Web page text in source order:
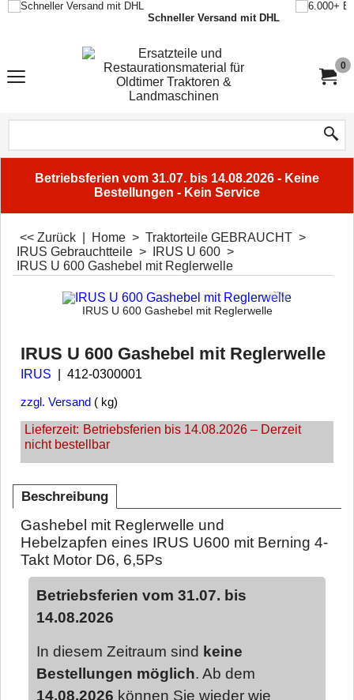
Schneller Versand mit DHL
0
Betriebsferien vom 31.07. bis 14.08.2026 - Keine
Bestellungen - Kein Service
<< Zurück Home > Traktorteile GEBRAUCHT >
IRUS Gebrauchtteile > IRUS U 600 >
IRUS U 600 Gashebel mit Reglerwelle
IRUS U 600 Gashebel mit Reglerwelle
IRUS U 600 Gashebel mit Reglerwelle
IRUS 412-0300001
zzgl. Versand kg
Lieferzeit: Betriebsferien bis 14.08.2026 – Derzeit
nicht bestellbar
Beschreibung
Gashebel mit Reglerwelle und
Hebelzapfen eines IRUS U600 mit Berning 4-
Takt Motor D6, 6,5Ps
Betriebsferien vom 31.07. bis
14.08.2026
In diesem Zeitraum sind keine
Bestellungen möglich. Ab dem
14.08.2026 können Sie wieder wie